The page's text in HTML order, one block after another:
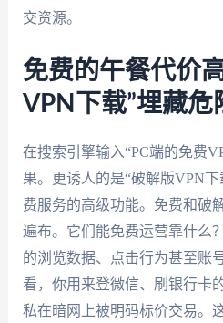
交资源。
免费的午餐代价
VPN下载”埋藏危
在搜索引擎输入“PC端的免费
果。更诱人的是“破解版VPN
费服务的高级功能。免费和破
遍布。它们能免费运营靠什么
的浏览数据、点击行为甚至账
看，你用来登微信、刷银行卡
私在暗网上被明码标价交易。